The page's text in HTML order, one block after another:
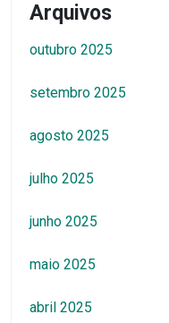
Arquivos
outubro 2025
setembro 2025
agosto 2025
julho 2025
junho 2025
maio 2025
abril 2025